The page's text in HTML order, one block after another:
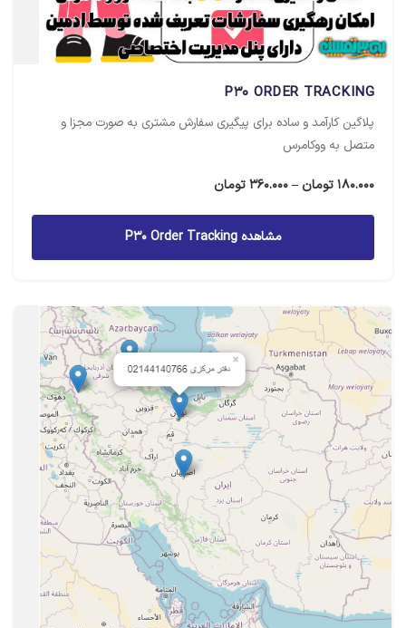
P30 ORDER TRACKING
پلاگین کارآمد و ساده برای پیگیری سفارش مشتری به صورت مجزا و
متصل به ووکامرس
180.000تومان –
360.000تومان
180.000 تومان
تا
مشاهده P30 Order Tracking